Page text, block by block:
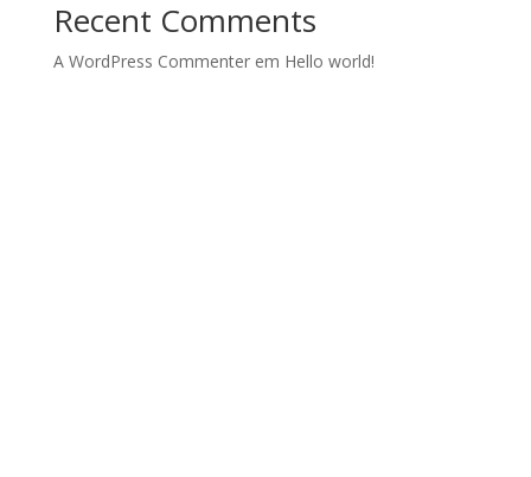
Recent Comments
A WordPress Commenterem Hello world!